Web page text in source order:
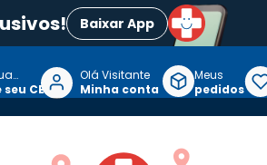
Baixar App
CEP
Olá Visitante
Minha conta
Meus
pedidos